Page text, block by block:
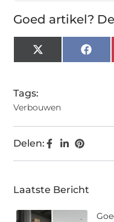
Goed artikel?
X
(Twitter)
Tags:
Verbouwen
Delen:
Laatste Bericht